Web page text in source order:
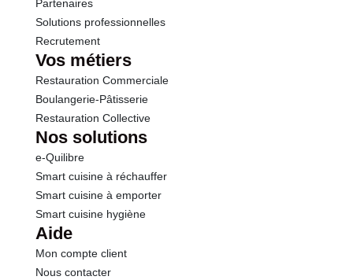
Sodium
Calcium
Partenaires
Solutions professionnelles
Recrutement
Vos métiers
Restauration Commerciale
Boulangerie-Pâtisserie
Restauration Collective
Nos solutions
e-Quilibre
Smart cuisine à réchauffer
Smart cuisine à emporter
Smart cuisine hygiène
Aide
Mon compte client
Nous contacter